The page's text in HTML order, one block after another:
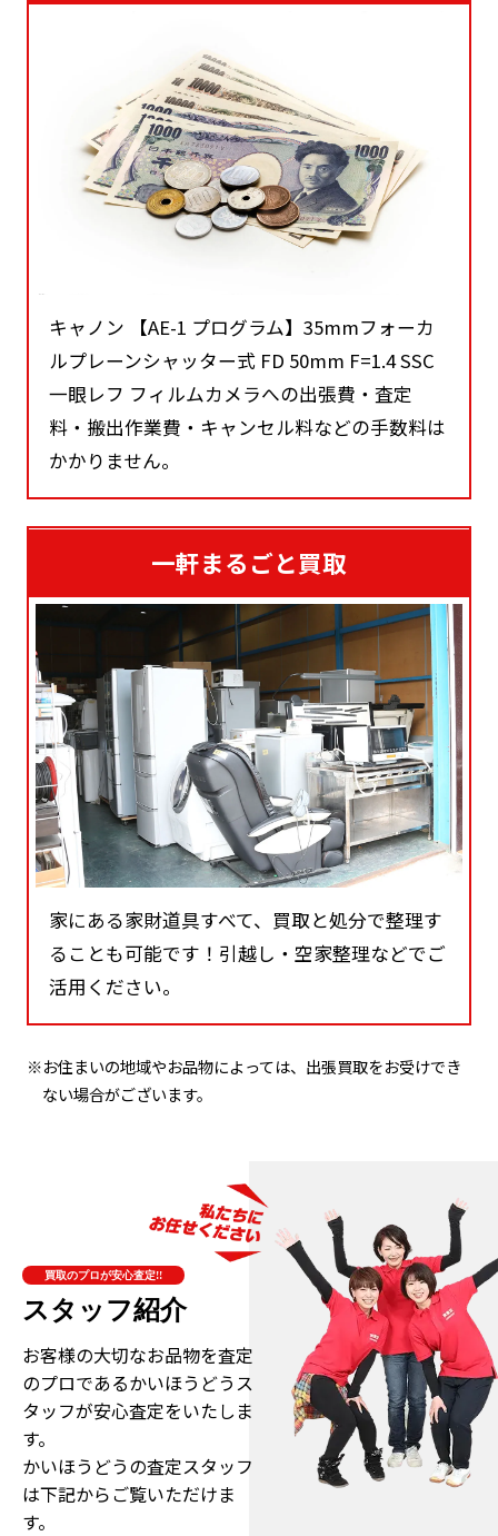
キャノン 【AE-1 プログラム】35mmフォーカ
ルプレーンシャッター式 FD 50mm F=1.4 SSC
一眼レフ フィルムカメラへの出張費・査定
料・搬出作業費・キャンセル料などの手数料は
かかりません。
一軒まるごと買取
家にある家財道具すべて、買取と処分で整理す
ることも可能です！引越し・空家整理などでご
活用ください。
※お住まいの地域やお品物によっては、出張買取をお受けでき
ない場合がございます。
買取のプロが安心査定!!
スタッフ紹介
お客様の大切なお品物を査定
のプロであるかいほうどうス
タッフが安心査定をいたしま
す。
かいほうどうの査定スタッフ
は下記からご覧いただけま
す。